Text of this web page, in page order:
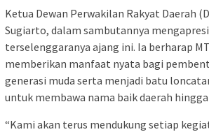
Ketua Dewan Perwakilan Rakyat Daerah
Sugiarto, dalam sambutannya
terselenggaranya ajang ini. Ia berharap
memberikan manfaat nyata bagi
generasi muda serta menjadi batu
untuk membawa nama baik daerah
“Kami akan terus mendukung setiap